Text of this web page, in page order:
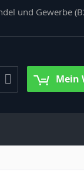
und Gewerbe
Mein